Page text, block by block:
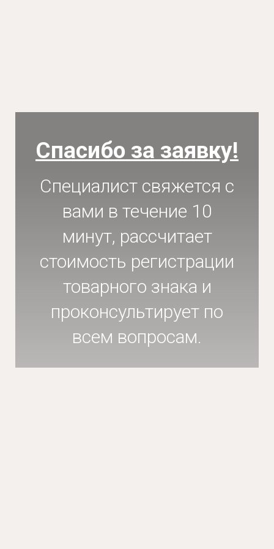
Спасибо за заявку!
Специалист свяжется с
вами в течение 10
минут, рассчитает
стоимость регистрации
товарного знака и
проконсультирует по
всем вопросам.